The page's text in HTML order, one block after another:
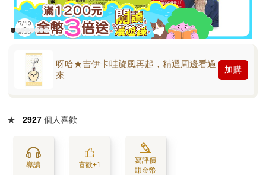
呀哈★吉伊卡哇旋風再起，精選周邊看過
來
加購
★ 2927 個人喜歡
導讀 喜歡+1
寫評價
賺金幣